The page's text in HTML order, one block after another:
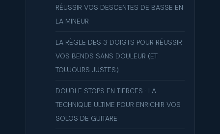
RÉUSSIR VOS DESCENTES DE BASSE EN
LA MINEUR
LA RÈGLE DES 3 DOIGTS POUR RÉUSSIR
VOS BENDS SANS DOULEUR (ET
TOUJOURS JUSTES)
DOUBLE STOPS EN TIERCES : LA
TECHNIQUE ULTIME POUR ENRICHIR VOS
SOLOS DE GUITARE